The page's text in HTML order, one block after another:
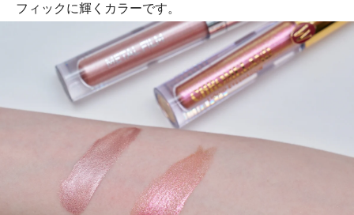
フィックに輝くカラーです。